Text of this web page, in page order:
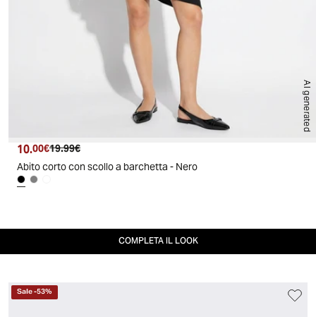
AI generated
Prezzo attuale
10.00€ Prezzo originale
19.99€
Abito corto con scollo a barchetta - Nero
COMPLETA IL LOOK
Sale-53%